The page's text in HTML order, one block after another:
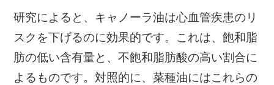
研究によると、キャノーラ油は心血管疾患のリ
スクを下げるのに効果的です。これは、飽和脂
肪の低い含有量と、不飽和脂肪酸の高い割合に
よるものです。対照的に、菜種油にはこれらの